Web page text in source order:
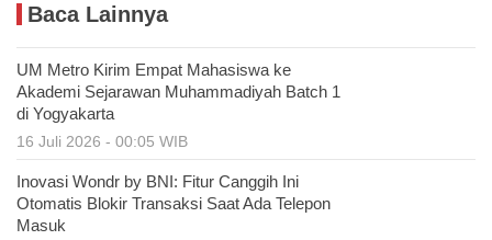
Baca Lainnya
UM Metro Kirim Empat Mahasiswa ke
Akademi Sejarawan Muhammadiyah Batch 1
di Yogyakarta
16 Juli 2026 - 00:05 WIB
Inovasi Wondr by BNI: Fitur Canggih Ini
Otomatis Blokir Transaksi Saat Ada Telepon
Masuk